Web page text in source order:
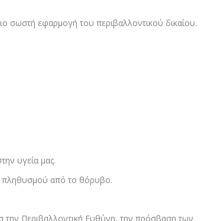
σωστή εφαρμογή του περιβαλλοντικού δικαίου.
υγεία μας.
πληθυσμού από το θόρυβο.
την Περιβαλλοντική Ευθύνη, την πρόσβαση των